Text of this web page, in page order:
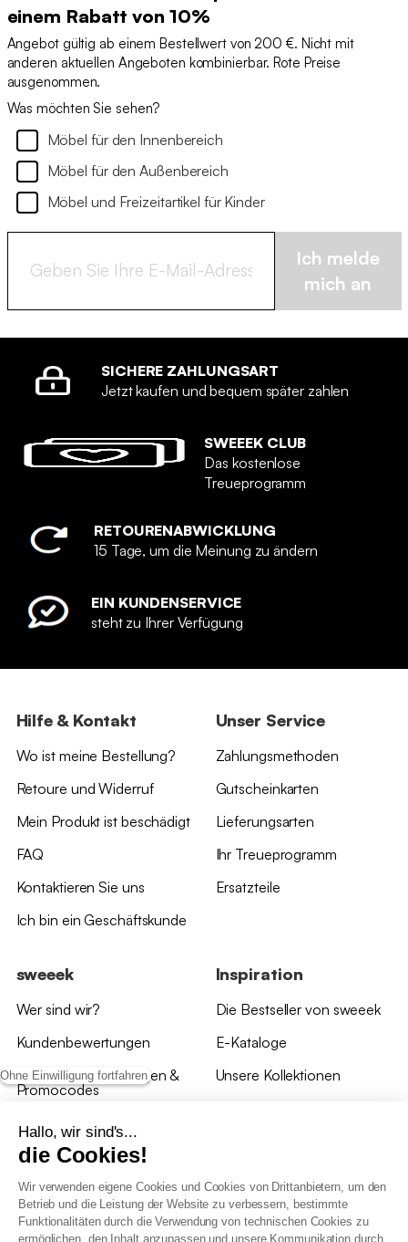
Ohne Einwilligung fortfahren
Hallo, wir sind's...
die Cookies!
Wir verwenden eigene Cookies und Cookies von Drittanbietern, um den
Betrieb und die Leistung der Website zu verbessern, bestimmte
Funktionalitäten durch die Verwendung von technischen Cookies zu
ermöglichen, den Inhalt anzupassen und unsere Kommunikation durch
einem Rabatt von 10%
Angebot gültig ab einem Bestellwert von 200 €. Nicht mit
anderen aktuellen Angeboten kombinierbar. Rote Preise
ausgenommen.
Was möchten Sie sehen?
Möbel für den Innenbereich
Möbel für den Außenbereich
Möbel und Freizeitartikel für Kinder
Ich melde
mich an
SICHERE ZAHLUNGSART
Jetzt kaufen und bequem später zahlen
SWEEEK CLUB
Das kostenlose
Treueprogramm
RETOURENABWICKLUNG
15 Tage, um die Meinung zu ändern
EIN KUNDENSERVICE
steht zu Ihrer Verfügung
Hilfe & Kontakt
Wo ist meine Bestellung?
Retoure und Widerruf
Mein Produkt ist beschädigt
FAQ
Kontaktieren Sie uns
Ich bin ein Geschäftskunde
Unser Service
Zahlungsmethoden
Gutscheinkarten
Lieferungsarten
Ihr Treueprogramm
Ersatzteile
sweeek
Wer sind wir?
Kundenbewertungen
*Angebotsbedingungen &
Promocodes
Bewertungen von sweeek
Unsere Geschäfte
Inspiration
Die Bestseller von sweeek
E-Kataloge
Unsere Kollektionen